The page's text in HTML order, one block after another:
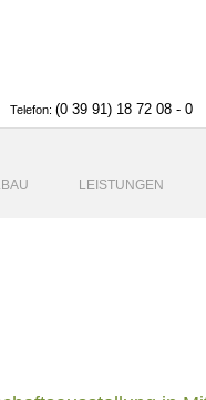
Telefon: (0 39 91) 18 72 08 - 0
LEISTUNGEN